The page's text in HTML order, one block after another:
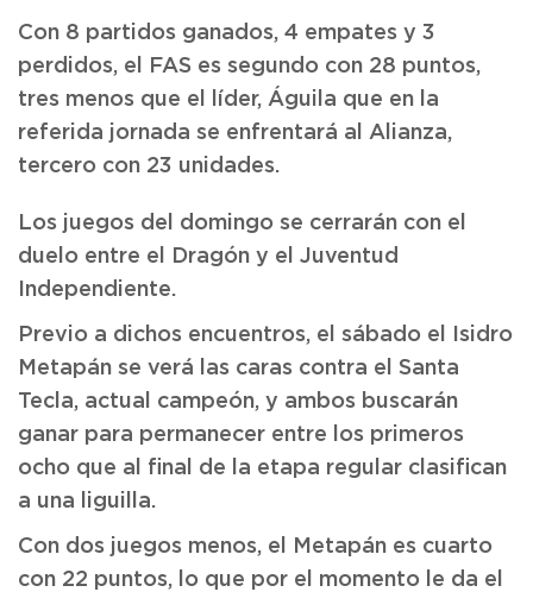
Con 8 partidos ganados, 4 empates y 3
perdidos, el FAS es segundo con 28 puntos,
tres menos que el líder, Águila que en la
referida jornada se enfrentará al Alianza,
tercero con 23 unidades.
Los juegos del domingo se cerrarán con el
duelo entre el Dragón y el Juventud
Independiente.
Previo a dichos encuentros, el sábado el Isidro
Metapán se verá las caras contra el Santa
Tecla, actual campeón, y ambos buscarán
ganar para permanecer entre los primeros
ocho que al final de la etapa regular clasifican
a una liguilla.
Con dos juegos menos, el Metapán es cuarto
con 22 puntos, lo que por el momento le da el